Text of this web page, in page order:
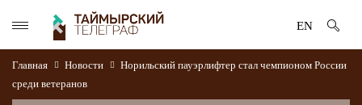
EN
Главная Новости
Норильский пауэрлифтер стал чемпионом России
среди ветеранов